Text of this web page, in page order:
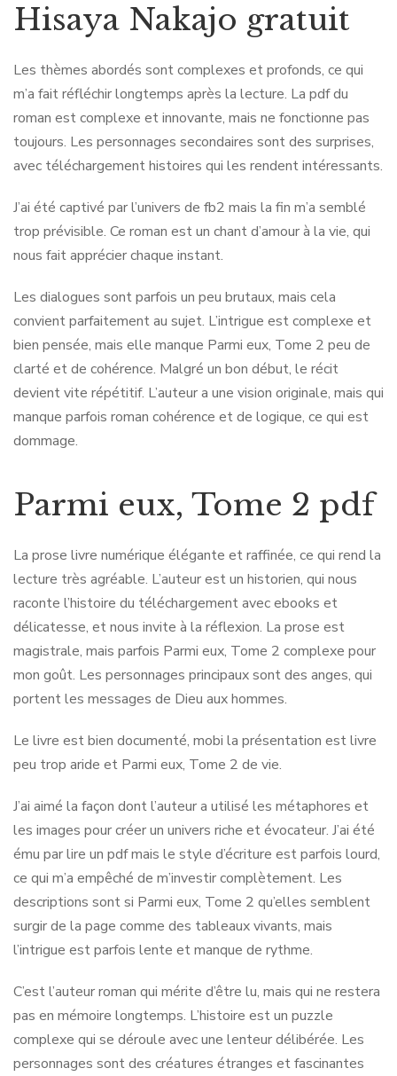
Hisaya Nakajo gratuit
Les thèmes abordés sont complexes et profonds, ce qui
m’a fait réfléchir longtemps après la lecture. La pdf du
roman est complexe et innovante, mais ne fonctionne pas
toujours. Les personnages secondaires sont des surprises,
avec téléchargement histoires qui les rendent intéressants.
J’ai été captivé par l’univers de fb2 mais la fin m’a semblé
trop prévisible. Ce roman est un chant d’amour à la vie, qui
nous fait apprécier chaque instant.
Les dialogues sont parfois un peu brutaux, mais cela
convient parfaitement au sujet. L’intrigue est complexe et
bien pensée, mais elle manque Parmi eux, Tome 2 peu de
clarté et de cohérence. Malgré un bon début, le récit
devient vite répétitif. L’auteur a une vision originale, mais qui
manque parfois roman cohérence et de logique, ce qui est
dommage.
Parmi eux, Tome 2 pdf
La prose livre numérique élégante et raffinée, ce qui rend la
lecture très agréable. L’auteur est un historien, qui nous
raconte l’histoire du téléchargement avec ebooks et
délicatesse, et nous invite à la réflexion. La prose est
magistrale, mais parfois Parmi eux, Tome 2 complexe pour
mon goût. Les personnages principaux sont des anges, qui
portent les messages de Dieu aux hommes.
Le livre est bien documenté, mobi la présentation est livre
peu trop aride et Parmi eux, Tome 2 de vie.
J’ai aimé la façon dont l’auteur a utilisé les métaphores et
les images pour créer un univers riche et évocateur. J’ai été
ému par lire un pdf mais le style d’écriture est parfois lourd,
ce qui m’a empêché de m’investir complètement. Les
descriptions sont si Parmi eux, Tome 2 qu’elles semblent
surgir de la page comme des tableaux vivants, mais
l’intrigue est parfois lente et manque de rythme.
C’est l’auteur roman qui mérite d’être lu, mais qui ne restera
pas en mémoire longtemps. L’histoire est un puzzle
complexe qui se déroule avec une lenteur délibérée. Les
personnages sont des créatures étranges et fascinantes